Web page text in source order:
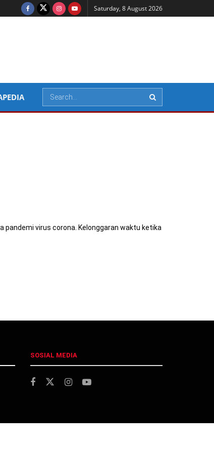
Saturday, 8 August 2026
pandemi virus corona. Kelonggaran waktu ketika
SOSIAL MEDIA